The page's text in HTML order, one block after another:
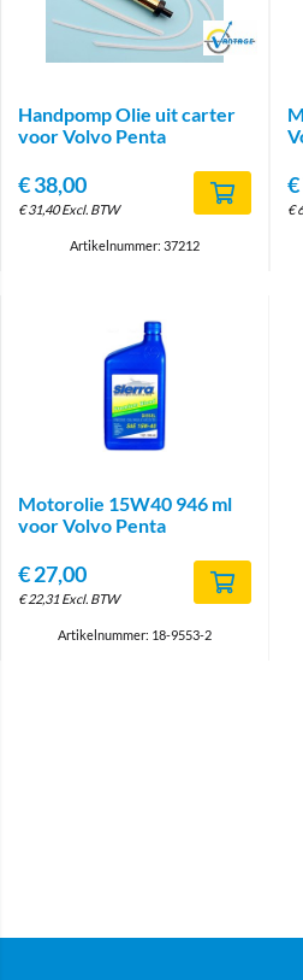
Brand
Handpomp Olie uit carter
voor Volvo Penta
€38,00
€31,40 Excl. BTW
Artikelnummer: 37212
€
€
Motorolie 15W40 946 ml
voor Volvo Penta
€27,00
€22,31 Excl. BTW
Artikelnummer: 18-9553-2